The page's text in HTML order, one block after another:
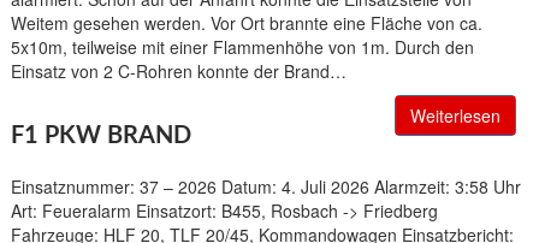
Weitem gesehen werden. Vor Ort brannte eine Fläche von ca.
5x10m, teilweise mit einer Flammenhöhe von 1m. Durch den
Einsatz von 2 C-Rohren konnte der Brand…
Weiterlesen
F1 PKW BRAND
Einsatznummer: 37 – 2026 Datum: 4. Juli 2026 Alarmzeit: 3:58 Uhr
Art: Feueralarm Einsatzort: B455, Rosbach -> Friedberg
Fahrzeuge: HLF 20, TLF 20/45, Kommandowagen Einsatzbericht: